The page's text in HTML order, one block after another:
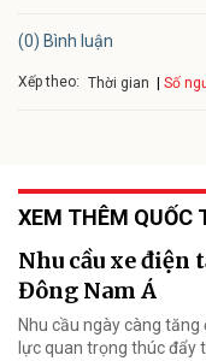
(0) Bình luận
Xếp theo: Thời gian Số
XEM THÊM QUỐC
Nhu cầu xe
Đông Nam Á
Nhu cầu ngày càng
lực quan trọng thúc đẩy